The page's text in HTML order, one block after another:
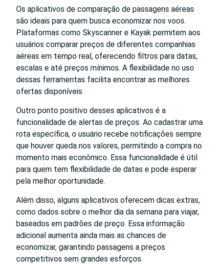
Os aplicativos de comparação de passagens aéreas
são ideais para quem busca economizar nos voos.
Plataformas como Skyscanner e Kayak permitem aos
usuários comparar preços de diferentes companhias
aéreas em tempo real, oferecendo filtros para datas,
escalas e até preços mínimos. A flexibilidade no uso
dessas ferramentas facilita encontrar as melhores
ofertas disponíveis.
Outro ponto positivo desses aplicativos é a
funcionalidade de alertas de preços. Ao cadastrar uma
rota específica, o usuário recebe notificações sempre
que houver queda nos valores, permitindo a compra no
momento mais econômico. Essa funcionalidade é útil
para quem tem flexibilidade de datas e pode esperar
pela melhor oportunidade.
Além disso, alguns aplicativos oferecem dicas extras,
como dados sobre o melhor dia da semana para viajar,
baseados em padrões de preço. Essa informação
adicional aumenta ainda mais as chances de
economizar, garantindo passagens a preços
competitivos sem grandes esforços.